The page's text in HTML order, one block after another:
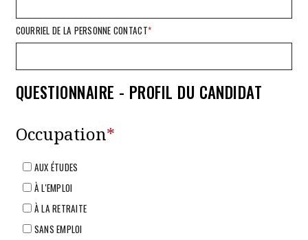
COURRIEL DE LA PERSONNE CONTACT*
QUESTIONNAIRE - PROFIL DU CANDIDAT
Occupation*
AUX ÉTUDES
À L'EMPLOI
À LA RETRAITE
SANS EMPLOI